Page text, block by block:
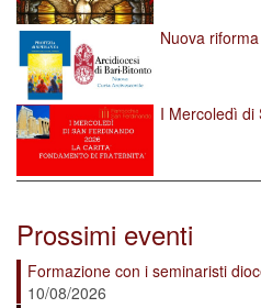
Nuova
I Mercoledì di
Prossimi eventi
Formazione con i seminaristi
10/08/2026